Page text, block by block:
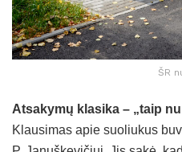
ŠR
Atsakymų klasika – „taip
Klausimas apie suoliukus